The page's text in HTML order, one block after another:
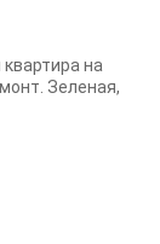
на
Зеленая,